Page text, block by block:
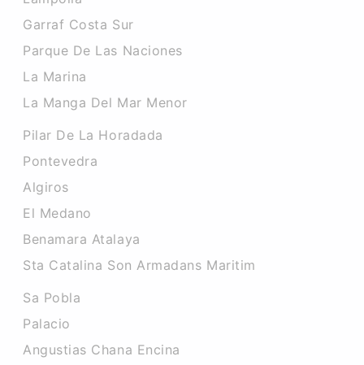
Garraf Costa Sur
Parque De Las Naciones
La Marina
La Manga Del Mar Menor
Pilar De La Horadada
Pontevedra
Algiros
El Medano
Benamara Atalaya
Sta Catalina Son Armadans Maritim
Sa Pobla
Palacio
Angustias Chana Encina